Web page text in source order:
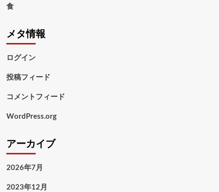
食
メタ情報
ログイン
投稿フィード
コメントフィード
WordPress.org
アーカイブ
2026年7月
2023年12月